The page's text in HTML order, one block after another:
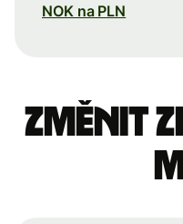
NOK na PLN
Změnit